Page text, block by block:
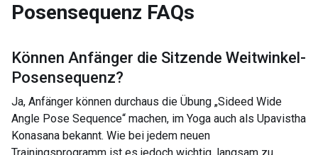
Posensequenz FAQs
Können Anfänger die Sitzende Weitwinkel-
Posensequenz?
Ja, Anfänger können durchaus die Übung „Sideed Wide
Angle Pose Sequence“ machen, im Yoga auch als Upavistha
Konasana bekannt. Wie bei jedem neuen